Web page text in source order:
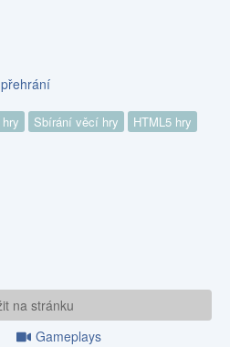
Sbírání věcí hry HTML5 hry
na stránku
Gameplays